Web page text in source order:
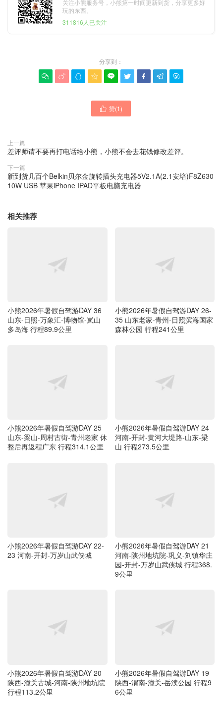
关注小熊服务号，小熊第一时间更新到货，分享更多好
玩的东西。
311816人已关注
分享到：
        
 赞(1)
上一篇
差评师请不要再打电话给小熊，小熊不会去花钱修改差评。
下一篇
新到货几百个Belkin贝尔金旋转插头充电器5V2.1A(2.1安培)F8Z630
10W USB 苹果iPhone IPAD平板电脑充电器
相关推荐
小熊2026年暑假自驾游DAY 36
山东-日照-万象汇-博物馆-岚山
多岛海 行程89.9公里
小熊2026年暑假自驾游DAY 26-
35 山东老家-青州-日照滨海国家
森林公园 行程241公里
小熊2026年暑假自驾游DAY 25
山东-梁山-周村古街-青州老家 休
整后再返程广东 行程314.1公里
小熊2026年暑假自驾游DAY 24
河南-开封-黄河大堤路-山东-梁
山 行程273.5公里
小熊2026年暑假自驾游DAY 22-
23 河南-开封-万岁山武侠城
小熊2026年暑假自驾游DAY 21
河南-陕州地坑院-巩义-刘镇华庄
园-开封-万岁山武侠城 行程368.
9公里
小熊2026年暑假自驾游DAY 20
陕西-潼关古城-河南-陕州地坑院
行程113.2公里
小熊2026年暑假自驾游DAY 19
陕西-渭南-潼关-岳渎公园 行程9
6公里